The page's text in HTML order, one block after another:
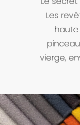
Les
vierge,